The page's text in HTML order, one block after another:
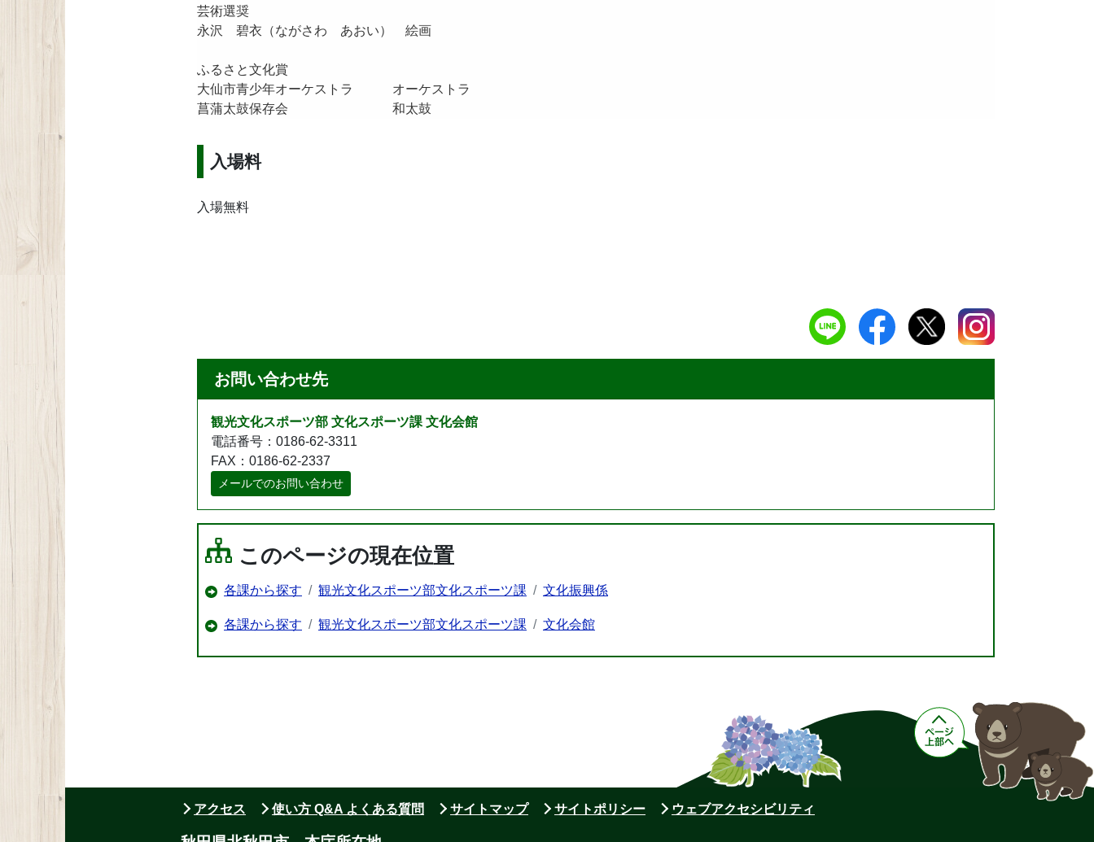
芸術選奨
永沢 碧衣（ながさわ あおい） 絵画
ふるさと文化賞
大仙市青少年オーケストラ オーケストラ
菖蒲太鼓保存会 和太鼓
入場料
入場無料
お問い合わせ先
観光文化スポーツ部 文化スポーツ課 文化会館
電話番号：0186-62-3311
FAX：0186-62-2337
メールでのお問い合わせ
このページの現在位置
各課から探す 観光文化スポーツ部文化スポーツ課 文化振興係
各課から探す 観光文化スポーツ部文化スポーツ課 文化会館
アクセス 使い方 Q&A よくある質問 サイトマップ サイトポリシー ウェブアクセシビリティ